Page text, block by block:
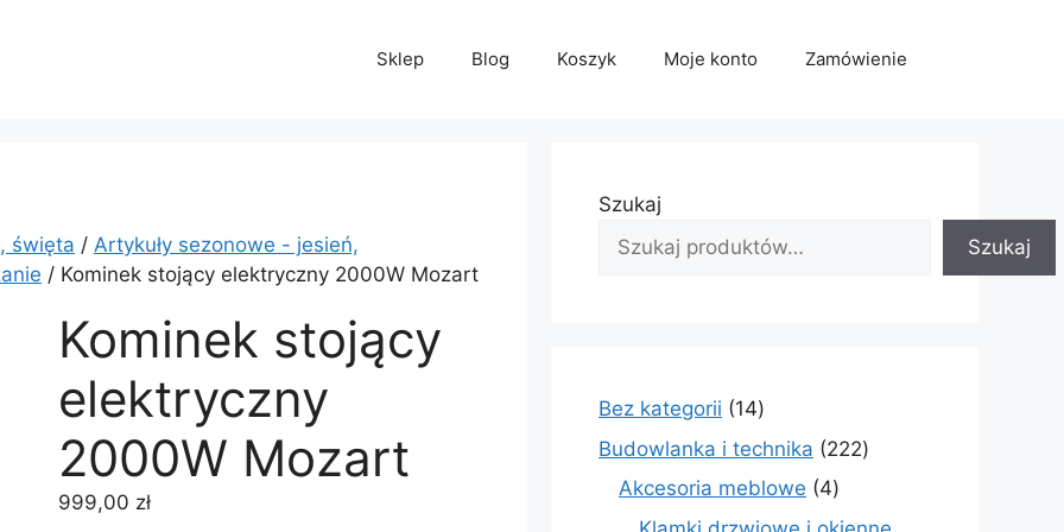
Sklep Blog Koszyk Moje konto Zamówienie
święta / Artykuły sezonowe - jesień,
/ Kominek stojący elektryczny 2000W Mozart
Kominek stojący
elektryczny
2000W Mozart
999,00 zł
Szukaj
Szukaj
Bez kategorii 1414
produktów
Budowlanka i technika 222222
Akcesoria meblowe 44
produkty